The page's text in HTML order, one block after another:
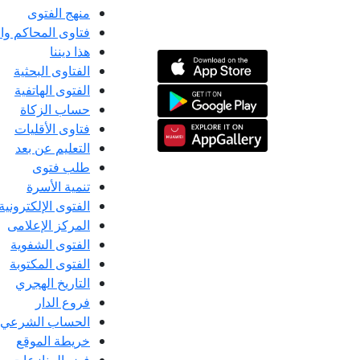
منهج الفتوى
فتاوى المحاكم
هذا ديننا
الفتاوى البحثية
الفتوى الهاتفية
حساب الزكاة
فتاوى الأقليات
التعليم عن بعد
طلب فتوى
تنمية الأسرة
الفتوى الإلكترونية
المركز الإعلامى
الفتوى الشفوية
الفتوى المكتوبة
التاريخ الهجري
فروع الدار
الحساب الشرعي
خريطة الموقع